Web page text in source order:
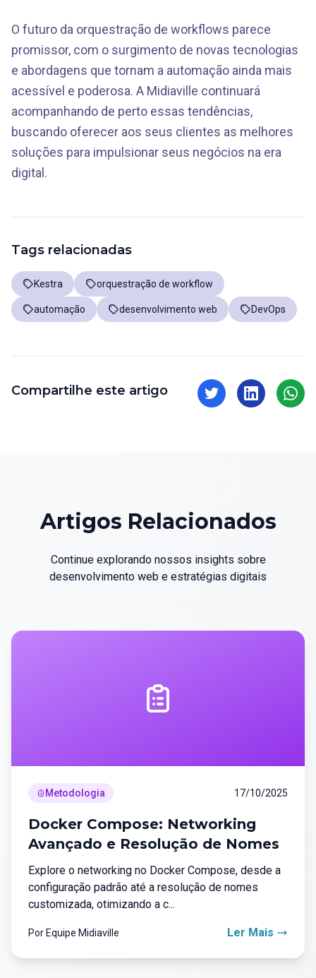
O futuro da orquestração de workflows parece
promissor, com o surgimento de novas tecnologias
e abordagens que tornam a automação ainda mais
acessível e poderosa. A Midiaville continuará
acompanhando de perto essas tendências,
buscando oferecer aos seus clientes as melhores
soluções para impulsionar seus negócios na era
digital.
Tags relacionadas
Kestra orquestração de workflow
automação desenvolvimento web DevOps
Compartilhe este artigo
Artigos Relacionados
Continue explorando nossos insights sobre
desenvolvimento web e estratégias digitais
Metodologia 17/10/2025
Docker Compose: Networking
Avançado e Resolução de Nomes
Explore o networking no Docker Compose, desde a
configuração padrão até a resolução de nomes
customizada, otimizando a c...
Por Equipe Midiaville Ler Mais